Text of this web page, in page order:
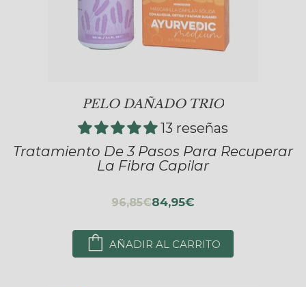
PELO DAÑADO TRIO
13 reseñas
Tratamiento De 3 Pasos Para Recuperar
La Fibra Capilar
96,85€84,95€
AÑADIR AL CARRITO